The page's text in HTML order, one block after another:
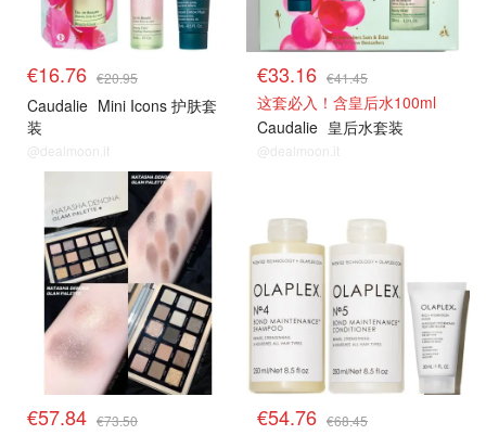
€16.76 €20.95
Caudalie Mini Icons 护肤套
装
@dealmoon.it
€33.16 €41.45
这套必入！含皇后水100ml
Caudalie 皇后水套装
@dealmoon.it
€57.84 €73.50 €54.76 €68.45